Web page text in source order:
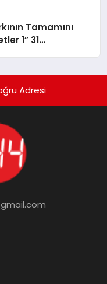
Tamamını
1” 31
Adresi